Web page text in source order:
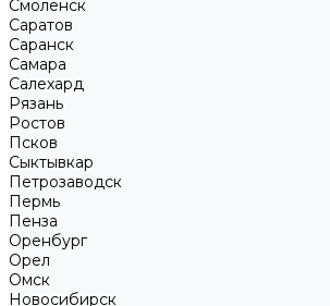
Смоленск
Саратов
Саранск
Самара
Салехард
Рязань
Ростов
Псков
Сыктывкар
Петрозаводск
Пермь
Пенза
Оренбург
Орел
Омск
Новосибирск